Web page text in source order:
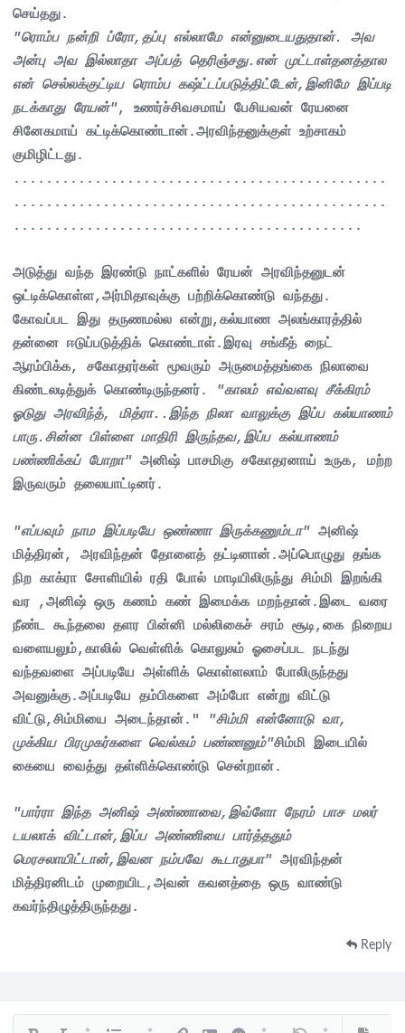
செய்தது.
"ரொம்ப நன்றி ப்ரோ,தப்பு எல்லாமே என்னுடையதுதான். அவ
அன்பு அவ இல்லாதா அப்பத் தெரிஞ்சது.என் முட்டாள்தனத்தால
என் செல்லக்குட்டிய ரொம்ப கஷ்ட்டப்படுத்திட்டேன்,இனிமே இப்படி
நடக்காது ரேயன்", உணர்ச்சிவசமாய் பேசியவன் ரேயனை
சினேகமாய் கட்டிக்கொண்டான்.அரவிந்தனுக்குள் உற்சாகம்
குமிழிட்டது.
..............................................
..............................................
...........................................
அடுத்து வந்த இரண்டு நாட்களில் ரேயன் அரவிந்தனுடன்
ஒட்டிக்கொள்ள,அர்மிதாவுக்கு பற்றிக்கொண்டு வந்தது.
கோவப்பட இது தருணமல்ல என்று,கல்யாண அலங்காரத்தில்
தன்னை ஈடுப்படுத்திக் கொண்டாள்.இரவு சங்கீத் நைட்
ஆரம்பிக்க, சகோதரர்கள் மூவரும் அருமைத்தங்கை நிலாவை
கிண்டலடித்துக் கொண்டிருந்தனர்.
"காலம் எவ்வளவு சீக்கிரம்
ஓடுது அரவிந்த், மித்ரா..இந்த நிலா வாலுக்கு இப்ப கல்யாணம்
பாரு.சின்ன பிள்ளை மாதிரி இருந்தவ,இப்ப கல்யாணம்
பண்ணிக்கப் போறா" அனிஷ் பாசமிகு சகோதரனாய் உருக, மற்ற
இருவரும் தலையாட்டினர்.
"எப்பவும் நாம இப்படியே ஒண்ணா இருக்கணும்டா" அனிஷ்
மித்திரன், அரவிந்தன் தோளைத் தட்டினான்.அப்பொழுது தங்க
நிற காக்ரா சோளியில் ரதி போல் மாடியிலிருந்து சிம்மி இறங்கி
வர ,அனிஷ் ஒரு கணம் கண் இமைக்க மறந்தான்.இடை வரை
நீண்ட கூந்தலை தளர பின்னி மல்லிகைச் சரம் சூடி,கை நிறைய
வளையலும்,காலில் வெள்ளிக் கொலுசும் ஓசைப்பட நடந்து
வந்தவளை அப்படியே அள்ளிக் கொள்ளலாம் போலிருந்தது
அவனுக்கு.அப்படியே தம்பிகளை அம்போ என்று விட்டு
விட்டு,சிம்மியை அடைந்தான்."
"சிம்மி என்னோடு வா,
முக்கிய பிரமுகர்களை வெல்கம் பண்ணனும்"சிம்மி இடையில்
கையை வைத்து தள்ளிக்கொண்டு சென்றான்.
"பார்ரா இந்த அனிஷ் அண்ணாவை,இவ்ளோ நேரம் பாச மலர்
டயலாக் விட்டான்,இப்ப அண்ணியை பார்த்ததும்
மெரசலாயிட்டான்,இவன நம்பவே கூடாதுபா" அரவிந்தன்
மித்திரனிடம் முறையிட,அவன் கவனத்தை ஒரு வாண்டு
கவர்ந்திழுத்திருந்தது.
Reply